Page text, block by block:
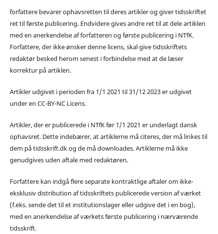
forfattere bevarer ophavsretten til deres artikler og giver tidsskriftet
ret til første publicering. Endvidere gives andre ret til at dele artiklen
med en anerkendelse af forfatteren og første publicering i NTfK.
Forfattere, der ikke ønsker denne licens, skal give tidsskriftets
redaktør besked herom senest i forbindelse med at de læser
korrektur på artiklen.
Artikler udgivet i perioden fra 1/1 2021 til 31/12 2023 er udgivet
under en CC-BY-NC Licens.
Artikler, der er publicerede i NTfK før 1/1 2021 er underlagt dansk
ophavsret. Dette indebærer, at artiklerne må citeres, der må linkes til
dem på tidsskrift.dk og de må downloades. Artiklerne må ikke
genudgives uden aftale med redaktøren.
Forfattere kan indgå flere separate kontraktlige aftaler om ikke-
eksklusiv distribution af tidsskriftets publicerede version af værket
(f.eks. sende det til et institutionslager eller udgive det i en bog),
med en anerkendelse af værkets første publicering i nærværende
tidsskrift.